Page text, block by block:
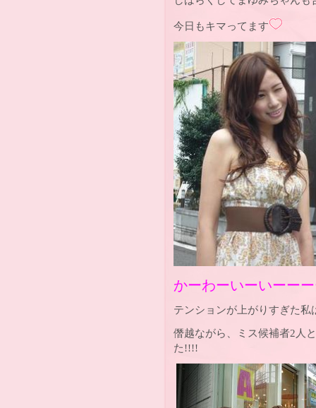
今日もキマってます
かーわーいーいーー
テンションが上がりすぎた私
僭越ながら、ミス候補者2人
た!!!!